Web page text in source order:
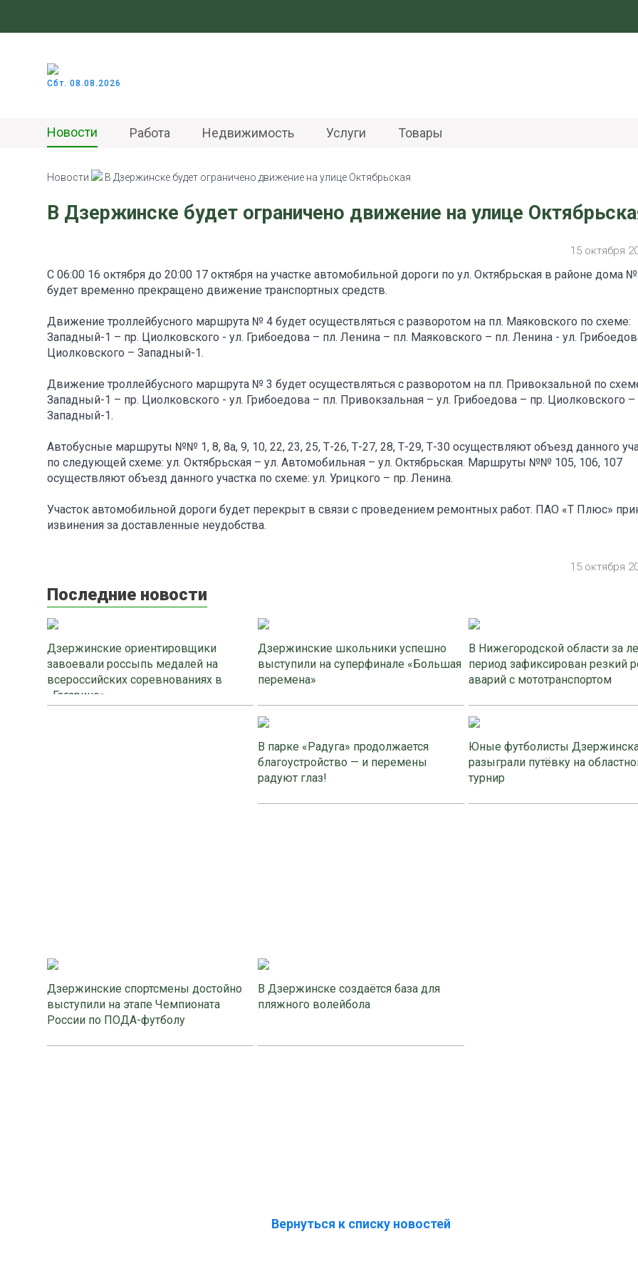
Сбт. 08.08.2026
Новости Работа Недвижимость Услуги Товары
Новости В Дзержинске будет ограничено движение на улице Октябрьская
В Дзержинске будет ограничено движение на улице
15 октября
С 06:00 16 октября до 20:00 17 октября на участке автомобильной дороги по ул. Октябрьская в районе дома
будет временно прекращено движение транспортных средств.
Движение троллейбусного маршрута № 4 будет осуществляться с разворотом на пл. Маяковского по схеме:
Западный-1 – пр. Циолковского - ул. Грибоедова – пл. Ленина – пл. Маяковского – пл. Ленина - ул.
Циолковского – Западный-1.
Движение троллейбусного маршрута № 3 будет осуществляться с разворотом на пл. Привокзальной по
Западный-1 – пр. Циолковского - ул. Грибоедова – пл. Привокзальная – ул. Грибоедова – пр. Циолковского –
Западный-1.
Автобусные маршруты №№ 1, 8, 8а, 9, 10, 22, 23, 25, Т-26, Т-27, 28, Т-29, Т-30 осуществляют объезд данного
по следующей схеме: ул. Октябрьская – ул. Автомобильная – ул. Октябрьская. Маршруты №№ 105, 106, 107
осуществляют объезд данного участка по схеме: ул. Урицкого – пр. Ленина.
Участок автомобильной дороги будет перекрыт в связи с проведением ремонтных работ. ПАО «Т Плюс»
извинения за доставленные неудобства.
15 октября
Последние новости
Дзержинские ориентировщики
завоевали россыпь медалей на
всероссийских соревнованиях в
«Гагарино»
Дзержинские школьники успешно
выступили на суперфинале «Большая
перемена»
В Нижегородской области за
период зафиксирован резкий
аварий с мототранспортом
В парке «Радуга» продолжается
благоустройство — и перемены
радуют глаз!
Юные футболисты
разыграли путёвку на
турнир
Дзержинские спортсмены достойно
выступили на этапе Чемпионата
России по ПОДА-футболу
В Дзержинске создаётся база для
пляжного волейбола
Вернуться к списку новостей